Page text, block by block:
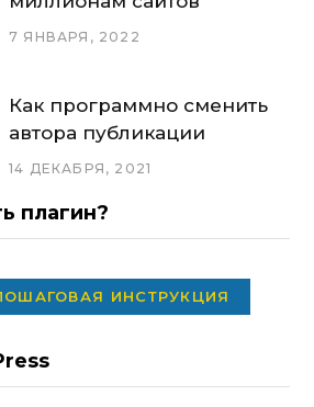
7 ЯНВАРЯ, 2022
Как программно сменить
автора публикации
14 ДЕКАБРЯ, 2021
плагин?
ИНСТРУКЦИЯ